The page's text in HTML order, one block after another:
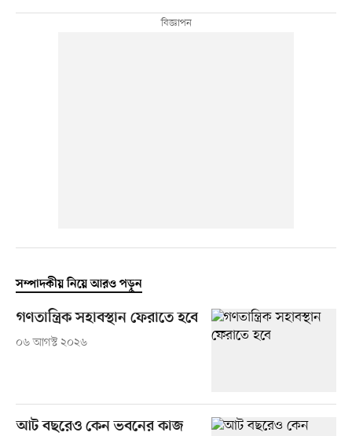
সম্পাদকীয় নিয়ে আরও পড়ুন
গণতান্ত্রিক সহাবস্থান ফেরাতে হবে
০৬ আগস্ট ২০২৬
আট বছরেও কেন ভবনের কাজ